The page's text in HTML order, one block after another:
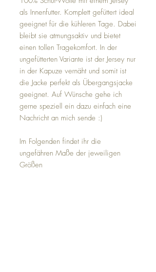
als Innenfutter. Komplett gefüttert ideal
geeignet für die kühleren Tage. Dabei
bleibt sie atmungsaktiv und bietet
einen tollen Tragekomfort. In der
ungefütterten Variante ist der Jersey nur
in der Kapuze vernäht und somit ist
die Jacke perfekt als Übergangsjacke
geeignet. Auf Wünsche gehe ich
gerne speziell ein dazu einfach eine
Nachricht an mich sende :)
Im Folgenden findet ihr die
ungefähren Maße der jeweiligen
Größen